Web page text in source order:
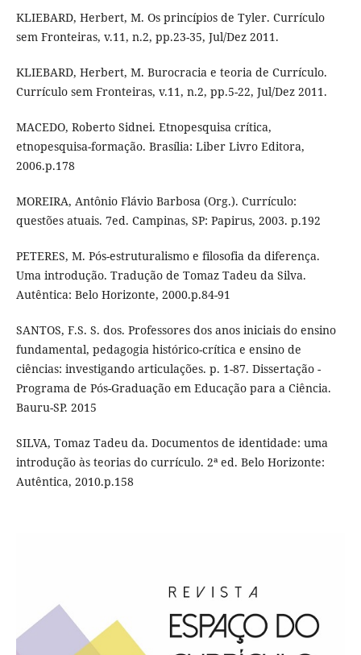
KLIEBARD, Herbert, M. Os princípios de Tyler. Currículo
sem Fronteiras, v.11, n.2, pp.23-35, Jul/Dez 2011.
KLIEBARD, Herbert, M. Burocracia e teoria de Currículo.
Currículo sem Fronteiras, v.11, n.2, pp.5-22, Jul/Dez 2011.
MACEDO, Roberto Sidnei. Etnopesquisa crítica,
etnopesquisa-formação. Brasília: Liber Livro Editora,
2006.p.178
MOREIRA, Antônio Flávio Barbosa (Org.). Currículo:
questões atuais. 7ed. Campinas, SP: Papirus, 2003. p.192
PETERES, M. Pós-estruturalismo e filosofia da diferença.
Uma introdução. Tradução de Tomaz Tadeu da Silva.
Autêntica: Belo Horizonte, 2000.p.84-91
SANTOS, F.S. S. dos. Professores dos anos iniciais do ensino
fundamental, pedagogia histórico-crítica e ensino de
ciências: investigando articulações. p. 1-87. Dissertação -
Programa de Pós-Graduação em Educação para a Ciência.
Bauru-SP. 2015
SILVA, Tomaz Tadeu da. Documentos de identidade: uma
introdução às teorias do currículo. 2ª ed. Belo Horizonte:
Autêntica, 2010.p.158